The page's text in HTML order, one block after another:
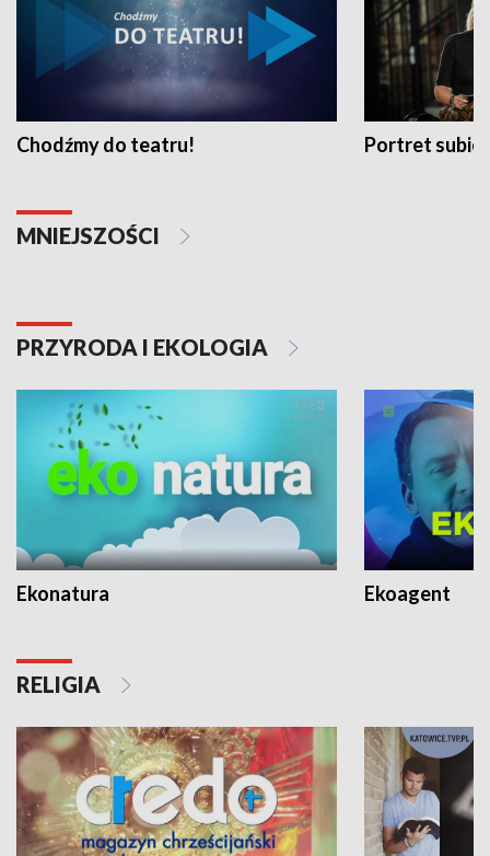
Chodźmy do teatru! Portret
MNIEJSZOŚCI
PRZYRODA I EKOLOGIA
Ekonatura Ekoagent
RELIGIA